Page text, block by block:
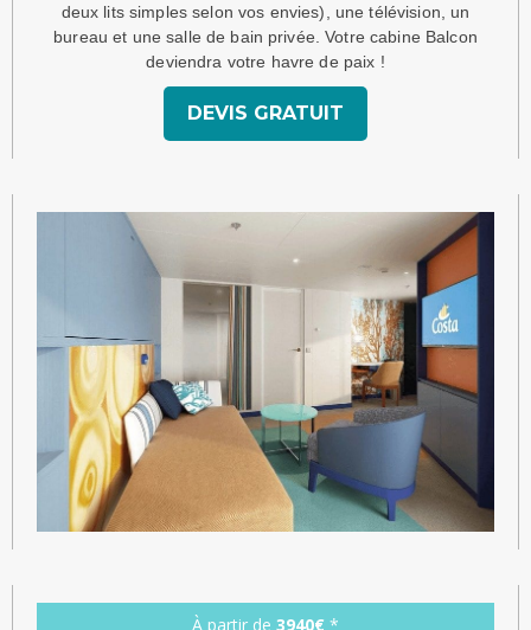
deux lits simples selon vos envies), une télévision, un
bureau et une salle de bain privée. Votre cabine Balcon
deviendra votre havre de paix !
DEVIS GRATUIT
À partir de 3940€ *